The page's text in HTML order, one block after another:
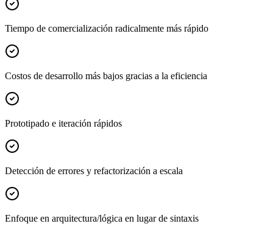
Tiempo de comercialización radicalmente más rápido
Costos de desarrollo más bajos gracias a la eficiencia
Prototipado e iteración rápidos
Detección de errores y refactorización a escala
Enfoque en arquitectura/lógica en lugar de sintaxis